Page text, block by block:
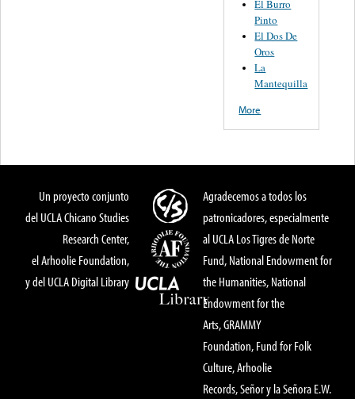
El Burro
Pinto
El Dos De
Oros
La
Mantequilla
More
Un proyecto conjunto
del UCLA Chicano Studies
Research Center,
el Arhoolie Foundation,
y del UCLA Digital Library
Agradecemos a todos los
patronicadores, especialmente
al UCLA Los Tigres de Norte
Fund, National Endowment for
the Humanities, National
Endowment for the
Arts, GRAMMY
Foundation, Fund for Folk
Culture, Arhoolie
Records, Señor y la Señora E.W.